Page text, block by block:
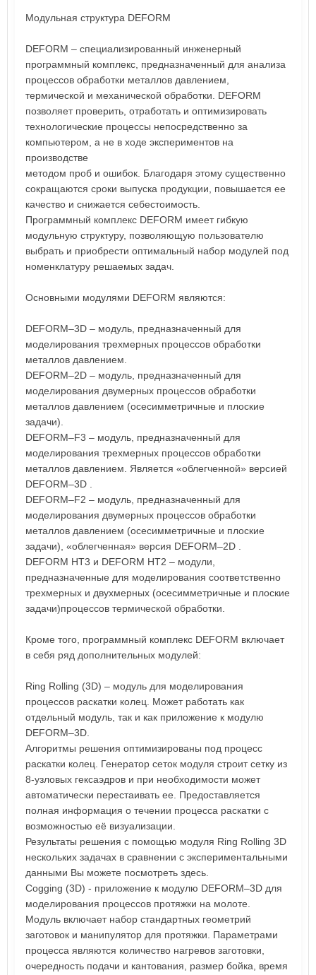
Модульная структура DEFORM
DEFORM – специализированный инженерный
программный комплекс, предназначенный для анализа
процессов обработки металлов давлением,
термической и механической обработки. DEFORM
позволяет проверить, отработать и оптимизировать
технологические процессы непосредственно за
компьютером, а не в ходе экспериментов на
производстве
методом проб и ошибок. Благодаря этому существенно
сокращаются сроки выпуска продукции, повышается ее
качество и снижается себестоимость.
Программный комплекс DEFORM имеет гибкую
модульную структуру, позволяющую пользователю
выбрать и приобрести оптимальный набор модулей под
номенклатуру решаемых задач.
Основными модулями DEFORM являются:
DEFORM–3D – модуль, предназначенный для
моделирования трехмерных процессов обработки
металлов давлением.
DEFORM–2D – модуль, предназначенный для
моделирования двумерных процессов обработки
металлов давлением (осесимметричные и плоские
задачи).
DEFORM–F3 – модуль, предназначенный для
моделирования трехмерных процессов обработки
металлов давлением. Является «облегченной» версией
DEFORM–3D .
DEFORM–F2 – модуль, предназначенный для
моделирования двумерных процессов обработки
металлов давлением (осесимметричные и плоские
задачи), «облегченная» версия DEFORM–2D .
DEFORM HT3 и DEFORM HT2 – модули,
предназначенные для моделирования соответственно
трехмерных и двухмерных (осесимметричные и плоские
задачи)процессов термической обработки.
Кроме того, программный комплекс DEFORM включает
в себя ряд дополнительных модулей:
Ring Rolling (3D) – модуль для моделирования
процессов раскатки колец. Может работать как
отдельный модуль, так и как приложение к модулю
DEFORM–3D.
Алгоритмы решения оптимизированы под процесс
раскатки колец. Генератор сеток модуля строит сетку из
8-узловых гексаэдров и при необходимости может
автоматически перестаивать ее. Предоставляется
полная информация о течении процесса раскатки с
возможностью её визуализации.
Результаты решения с помощью модуля Ring Rolling 3D
нескольких задачах в сравнении с экспериментальными
данными Вы можете посмотреть здесь.
Cogging (3D) - приложение к модулю DEFORM–3D для
моделирования процессов протяжки на молоте.
Модуль включает набор стандартных геометрий
заготовок и манипулятор для протяжки. Параметрами
процесса являются количество нагревов заготовки,
очередность подачи и кантования, размер бойка, время